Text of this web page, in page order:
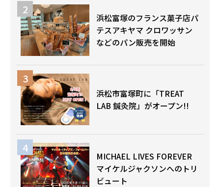
浜松富塚のフランス菓子店パ
テスアキヤマ クロワッサン
などのパン販売を開始
浜松市富塚町に「TREAT
LAB 鍼灸院」がオープン!!
MICHAEL LIVES FOREVER
マイケルジャクソンへのトリ
ビュート